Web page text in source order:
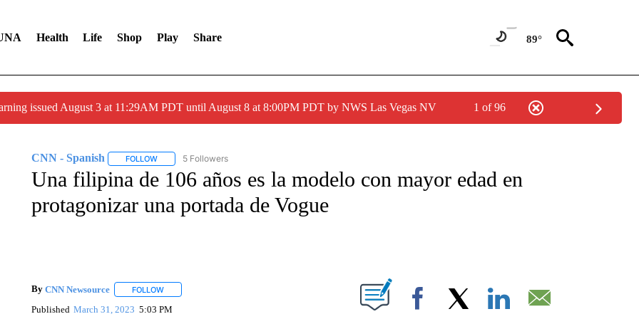
Health Life Shop Play Share 89°
issued August 3 at 11:29AM PDT until August 8 at 8:00PM PDT by NWS Las Vegas NV 1 of 96
CNN - Spanish FOLLOWFOLLOW "CNN - SPANISH" TO RECEIVE NOTIFICATIONS ABOUT NEW PAGES ON "CNN - SPANISH".
5 Followers
Una filipina de 106 años es la modelo con mayor edad en
protagonizar una portada de Vogue
By CNN Newsource FOLLOWFOLLOW "" TO RECEIVE NOTIFICATIONS ABOUT NEW PAGES ON "".
Published March 31, 2023 5:03 PM Facebook